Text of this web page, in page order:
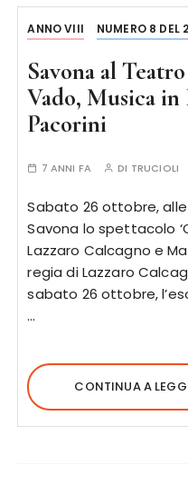
ANNO VIII NUMERO 8 DEL
Savona al
Vado, Musica
Pacorini
7 ANNI FA DI TRUCIOLI
Sabato 26 ottobre,
Savona lo spettacolo
Lazzaro Calcagno e
regia di Lazzaro
sabato 26 ottobre,
…
CONTINUA A